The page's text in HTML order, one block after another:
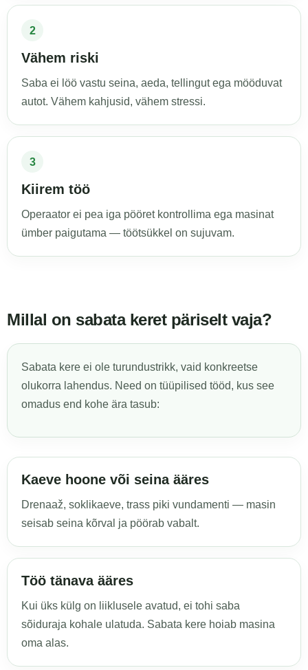
2
Vähem riski
Saba ei löö vastu seina, aeda, tellingut ega mööduvat
autot. Vähem kahjusid, vähem stressi.
3
Kiirem töö
Operaator ei pea iga pööret kontrollima ega masinat
ümber paigutama — töötsükkel on sujuvam.
Millal on sabata keret päriselt vaja?
Sabata kere ei ole turundustrikk, vaid konkreetse
olukorra lahendus. Need on tüüpilised tööd, kus see
omadus end kohe ära tasub:
Kaeve hoone või seina ääres
Drenaaž, soklikaeve, trass piki vundamenti — masin
seisab seina kõrval ja pöörab vabalt.
Töö tänava ääres
Kui üks külg on liiklusele avatud, ei tohi saba
sõiduraja kohale ulatuda. Sabata kere hoiab masina
oma alas.